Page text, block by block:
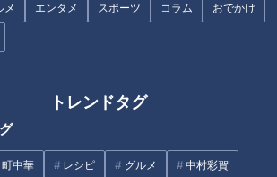
メ エンタメ スポーツ コラム おでかけ
トレンドタグ
町中華 レシピ グルメ 中村彩賀
牛」を生
受賞の地
肥満が喘息につながる!?…3つの